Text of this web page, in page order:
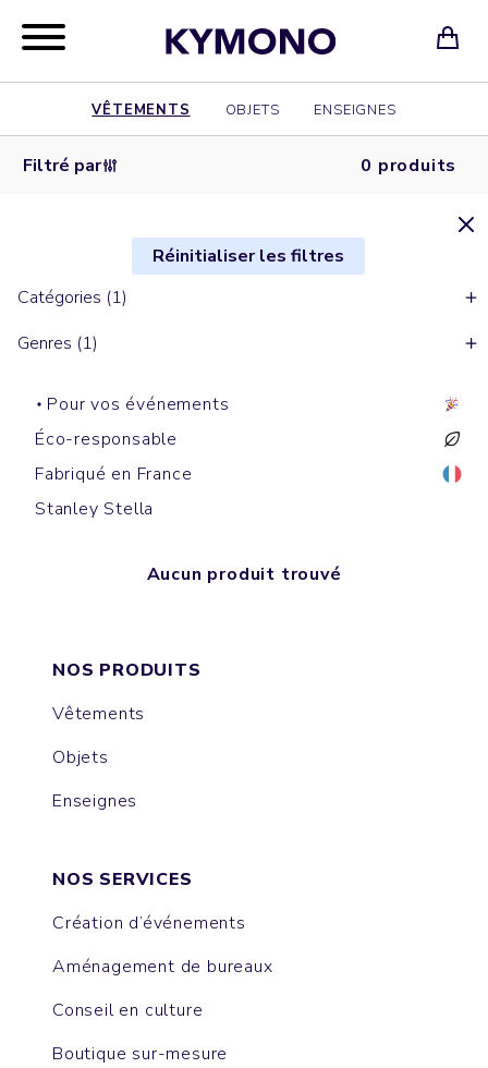
VÊTEMENTS OBJETS ENSEIGNES
Filtré par 0 produits
Réinitialiser les filtres
Catégories (1)
Genres (1)
Pour vos événements
Éco-responsable
Fabriqué en France
Stanley Stella
Aucun produit trouvé
NOS PRODUITS
Vêtements
Objets
Enseignes
NOS SERVICES
Création d’événements
Aménagement de bureaux
Conseil en culture
Boutique sur-mesure